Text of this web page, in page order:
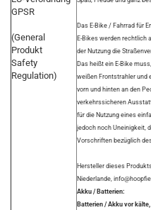
GPSR
(General
Produkt
Safety
Regulation)
Das E-Bike / Fahrrad für
E-Bikes werden rechtlich
der Nutzung die
Das heißt ein E-Bike
weißen Frontstrahler und
vorn und hinten an den
verkehrssicheren
für die Nutzung eines
jedoch noch Uneinigkeit,
Vorschriften bezüglich
Hersteller dieses
Niederlande,
Akku / Batterien:
Batterien / Akku vor